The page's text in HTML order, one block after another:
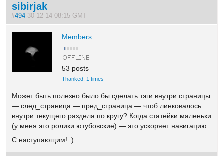
sibirjak
#494 30-12-14 08:15 GMT
Members
53 posts
Thanked: 1 times
Может быть полезно было бы сделать тэги внутри страницы
— след_страница — пред_страница — чтоб линковалось
внутри текущего раздела по кругу? Когда статейки маленьки
(у меня это ролики ютубовские) — это ускоряет навигацию.
С наступающим! :)